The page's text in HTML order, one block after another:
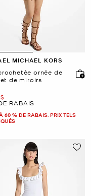
MICHAEL KORS
ornée de
de miroirs
RABAIS
60 % DE RABAIS. PRIX TELS